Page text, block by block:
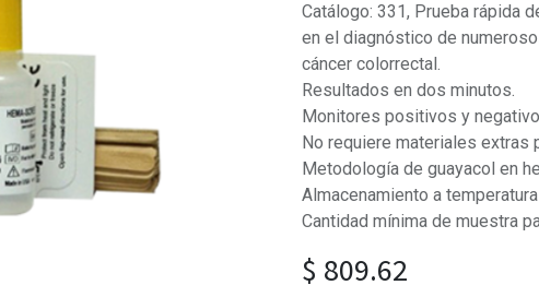
Catálogo: 331, Prueba rápida
en el diagnóstico de
cáncer colorrectal.
Resultados en dos minutos.
Monitores positivos y
No requiere materiales extras
Metodología de guayacol en
Almacenamiento a
Cantidad mínima de muestra
$ 809.62